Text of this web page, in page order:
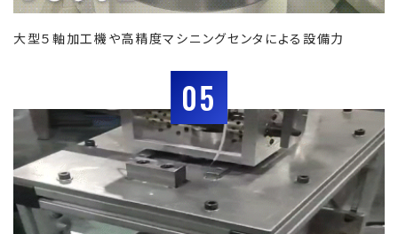
大型５軸加工機や高精度マシニングセンタによる設備力
05